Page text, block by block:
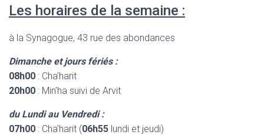
Les horaires de la semaine :
à la Synagogue, 43 rue des abondances
Dimanche et jours fériés :
08h00 : Cha’harit
20h00 : Min’ha suivi de Arvit
du Lundi au Vendredi :
07h00 : Cha’harit (06h55 lundi et jeudi)